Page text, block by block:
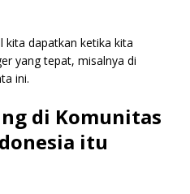
kita dapatkan ketika kita
yang tepat, misalnya di
ini.
di Komunitas
itu